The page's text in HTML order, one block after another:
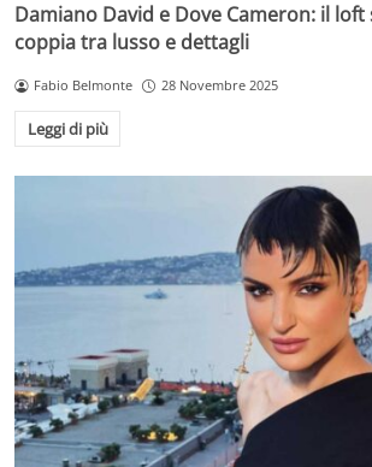
Damiano David e Dove Cameron: il
coppia tra lusso e dettagli
Fabio Belmonte 28 Novembre 2025
Leggi di più